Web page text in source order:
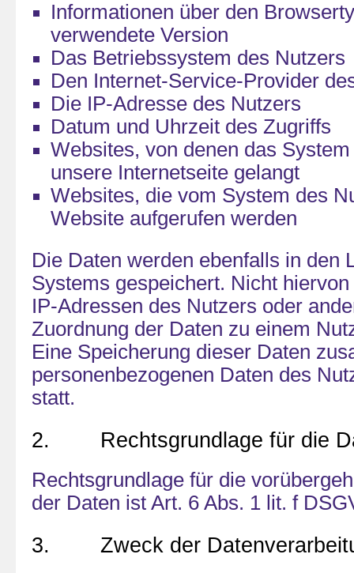
Informationen über den
verwendete Version
Das Betriebssystem des Nutzers
Den Internet-Service-Provider
Die IP-Adresse des Nutzers
Datum und Uhrzeit des Zugriffs
Websites, von denen das
unsere Internetseite gelangt
Websites, die vom System des
Website aufgerufen werden
Die Daten werden ebenfalls in den
Systems gespeichert. Nicht
IP-Adressen des Nutzers oder
Zuordnung der Daten zu einem
Eine Speicherung dieser Daten
personenbezogenen Daten des
statt.
2. Rechtsgrundlage für die
Rechtsgrundlage für die
der Daten ist Art. 6 Abs. 1 lit. f
3. Zweck der